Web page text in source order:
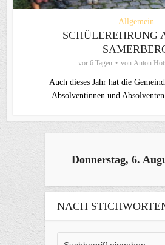
Allgemein
SCHÜLEREHRUNG
vor 6 Tagen von Anton
Auch dieses Jahr hat die
Absolventinnen und Absolventen
Donnerstag, 6.
NACH